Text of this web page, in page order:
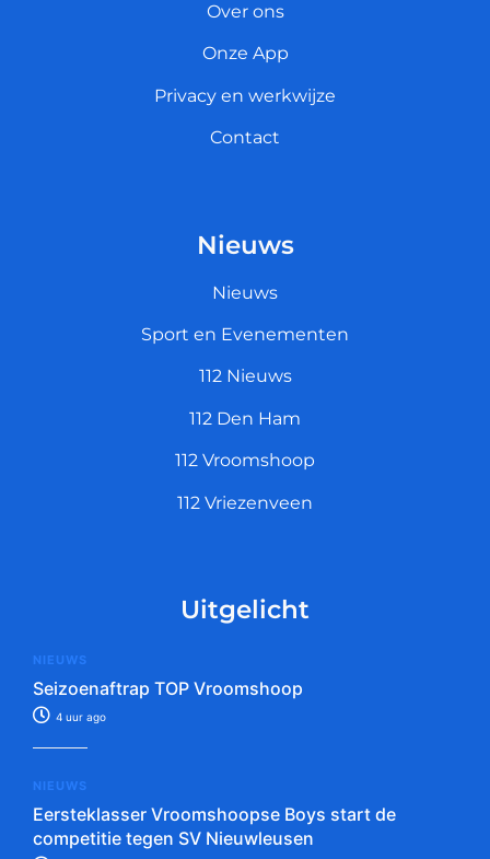
Over ons
Onze App
Privacy en werkwijze
Contact
Nieuws
Nieuws
Sport en Evenementen
112 Nieuws
112 Den Ham
112 Vroomshoop
112 Vriezenveen
Uitgelicht
NIEUWS
Seizoenaftrap TOP Vroomshoop
4 uur ago
NIEUWS
Eersteklasser Vroomshoopse Boys start de
competitie tegen SV Nieuwleusen